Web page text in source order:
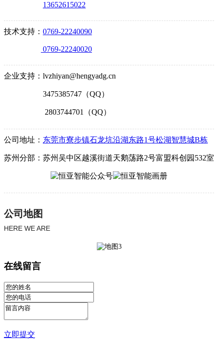
13652615022
技术支持： 0769-22240090
0769-22240020
企业支持：lvzhiyan@hengyadg.cn
3475385747（QQ）
2803744701（QQ）
公司地址： 东莞市寮步镇石龙坑沿湖东路1号松湖智慧城B栋
苏州分部：苏州吴中区越溪街道天鹅荡路2号富盟科创园532室
公司地图
HERE WE ARE
在线留言
立即提交